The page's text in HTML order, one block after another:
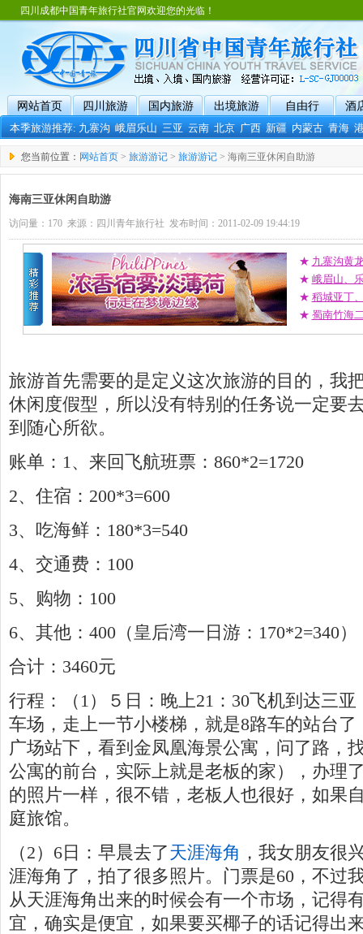
四川成都中国青年旅行社官网欢迎您的光临！
网站首页 四川旅游 国内旅游 出境旅游 自由行
酒
本季旅游推荐:九寨沟 峨眉乐山 三亚 云南 北京 广西 新疆 内蒙古 青海
您当前位置： 网站首页 > 旅游游记 > 旅游游记 > 海南三亚休闲自助游
海南三亚休闲自助游
访问量：170 来源：四川青年旅行社 发布时间：2011-02-09 19:44:19
★ 九寨沟黄
★ 峨眉山、
★ 稻城亚丁
★ 蜀南竹海
旅游首先需要的是定义这次旅游的目的，我
休闲度假型，所以没有特别的任务说一定要
到随心所欲。
账单：1、来回飞航班票：860*2=1720
2、住宿：200*3=600
3、吃海鲜：180*3=540
4、交通费：100
5、购物：100
6、其他：400（皇后湾一日游：170*2=340）
合计：3460元
行程：（1）５日：晚上21：30飞机到达三
车场，走上一节小楼梯，就是8路车的站台
广场站下，看到金凤凰海景公寓，问了路，
公寓的前台，实际上就是老板的家），办理
的照片一样，很不错，老板人也很好，如果
庭旅馆。
（2）6日：早晨去了天涯海角 ，我女朋友很
涯海角了，拍了很多照片。门票是60，不过
从天涯海角出来的时候会有一个市场，记得
宜，确实是便宜，如果要买椰子的话记得出